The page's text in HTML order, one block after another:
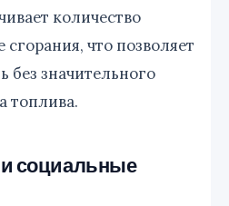
количество
сгорания, что позволяет
без значительного
топлива.
социальные